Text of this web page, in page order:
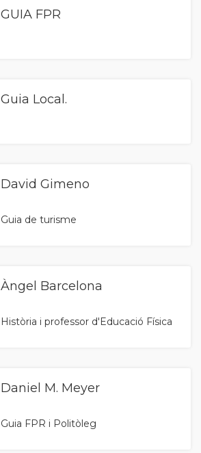
GUIA FPR
Guia Local.
David Gimeno
Guia de turisme
Àngel Barcelona
Història i professor d'Educació Física
Daniel M. Meyer
Guia FPR i Politòleg